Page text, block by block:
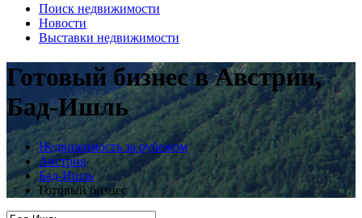
Поиск недвижимости
Новости
Выставки недвижимости
Готовый бизнес в Австрии,
Бад-Ишль
Недвижимость за рубежом
Австрия
Бад-Ишль
Готовый бизнес